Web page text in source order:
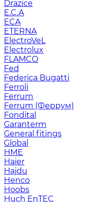
Drazice
E.C.A
ECA
ETERNA
ElectroVeL
Electrolux
FLAMCO
Fed
Federica Bugatti
Ferroli
Ferrum
Ferrum (Феррум)
Fondital
Garanterm
General fitings
Global
HME
Haier
Hajdu
Henco
Hoobs
Huch EnTEC